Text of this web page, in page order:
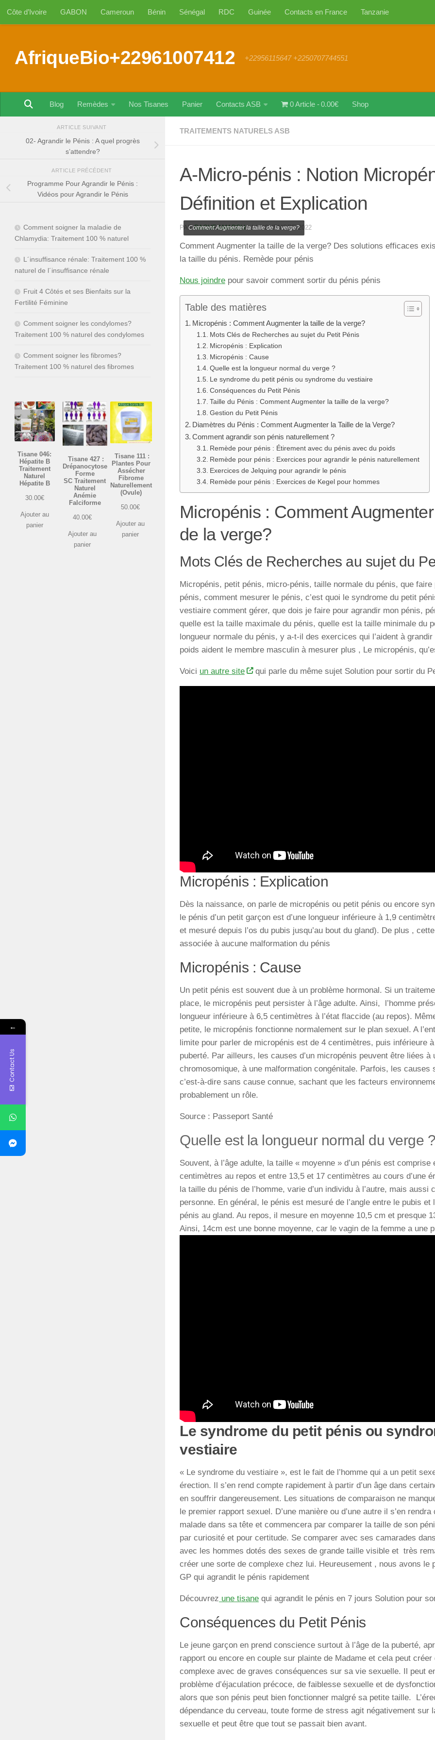
Au dessous du contenu
Côte d’Ivoire GABON Cameroun Bénin Sénégal RDC Guinée Contacts en France Tanzanie
AfriqueBio+22961007412 +22956115647 +2250707744551
Blog Remèdes Nos Tisanes Panier Contacts ASB 0 Article 0.00€ Shop
TRAITEMENTS NATURELS ASB
A-Micro-pénis : Notion
Définition et Explication
PARRAOUF AMADOU ·14 NOVEMBRE 2022
Comment Augmenter la taille de la verge?
Comment Augmenter la taille de la verge? Des solutions efficaces
la taille du pénis. Remède pour pénis
Nous joindre pour savoir comment sortir du pénis pénis
Table des matières
Micropénis : Comment Augmenter la taille de la verge?
Mots Clés de Recherches au sujet du Petit Pénis
Micropénis : Explication
Micropénis : Cause
Quelle est la longueur normal du verge ?
Le syndrome du petit pénis ou syndrome du vestiaire
Conséquences du Petit Pénis
Taille du Pénis : Comment Augmenter la taille de la verge?
Gestion du Petit Pénis
Diamètres du Pénis : Comment Augmenter la Taille de la Verge?
Comment agrandir son pénis naturellement ?
Remède pour pénis : Étirement avec du pénis avec du poids
Remède pour pénis : Exercices pour agrandir le pénis naturellement
Exercices de Jelquing pour agrandir le pénis
Remède pour pénis : Exercices de Kegel pour hommes
Micropénis : Comment
de la verge?
Mots Clés de Recherches au sujet du
Micropénis, petit pénis, micro-pénis, taille normale du pénis, que faire
pénis, comment mesurer le pénis, c’est quoi le syndrome du petit
vestiaire comment gérer, que dois je faire pour agrandir mon pénis,
quelle est la taille maximale du pénis, quelle est la taille minimale du
longueur normale du pénis, y a-t-il des exercices qui l’aident à
poids aident le membre masculin à mesurer plus , Le micropénis,
Voici un autre site qui parle du même sujet Solution pour sortir du
Micropénis : Explication
Dès la naissance, on parle de micropénis ou petit pénis ou encore
le pénis d’un petit garçon est d’une longueur inférieure à 1,9
et mesuré depuis l’os du pubis jusqu’au bout du gland). De plus ,
associée à aucune malformation du pénis
Micropénis : Cause
Un petit pénis est souvent due à un problème hormonal. Si un
place, le micropénis peut persister à l’âge adulte. Ainsi, l’homme
longueur inférieure à 6,5 centimètres à l’état flaccide (au repos).
petite, le micropénis fonctionne normalement sur le plan sexuel. A
limite pour parler de micropénis est de 4 centimètres, puis inférieure
puberté. Par ailleurs, les causes d’un micropénis peuvent être liées à
chromosomique, à une malformation congénitale. Parfois, les causes
c’est-à-dire sans cause connue, sachant que les facteurs
probablement un rôle.
Source : Passeport Santé
Quelle est la longueur normal du verge ?
Souvent, à l’âge adulte, la taille « moyenne » d’un pénis est comprise
centimètres au repos et entre 13,5 et 17 centimètres au cours d’une
la taille du pénis de l’homme, varie d’un individu à l’autre, mais aussi
personne. En général, le pénis est mesuré de l’angle entre le pubis
pénis au gland. Au repos, il mesure en moyenne 10,5 cm et presque
Ainsi, 14cm est une bonne moyenne, car le vagin de la femme a une
Le syndrome du petit pénis ou
vestiaire
« Le syndrome du vestiaire », est le fait de l’homme qui a un petit
érection. Il s’en rend compte rapidement à partir d’un âge dans
en souffrir dangereusement. Les situations de comparaison ne
le premier rapport sexuel. D’une manière ou d’une autre il s’en
malade dans sa tête et commencera par comparer la taille de son
par curiosité et pour certitude. Se comparer avec ses camarades
avec les hommes dotés des sexes de grande taille visible et très
créer une sorte de complexe chez lui. Heureusement , nous avons le
GP qui agrandit le pénis rapidement
Découvrez une tisane qui agrandit le pénis en 7 jours Solution pour
Conséquences du Petit Pénis
Le jeune garçon en prend conscience surtout à l’âge de la puberté,
rapport ou encore en couple sur plainte de Madame et cela peut
complexe avec de graves conséquences sur sa vie sexuelle. Il peut
problème d’éjaculation précoce, de faiblesse sexuelle et de
alors que son pénis peut bien fonctionner malgré sa petite taille.
dépendance du cerveau, toute forme de stress agit négativement sur
sexuelle et peut être que tout se passait bien avant.
ARTICLE SUIVANT
02- Agrandir le Pénis : A quel progrès
s’attendre?
ARTICLE PRÉCÉDENT
Programme Pour Agrandir le Pénis :
Vidéos pour Agrandir le Pénis
Comment soigner la maladie de
Chlamydia: Traitement 100 % naturel
L´insuffisance rénale: Traitement 100 %
naturel de l´insuffisance rénale
Fruit 4 Côtés et ses Bienfaits sur la
Fertilité Féminine
Comment soigner les condylomes?
Traitement 100 % naturel des condylomes
Comment soigner les fibromes?
Traitement 100 % naturel des fibromes
Tisane 046:
Hépatite B
Traitement
Naturel
Hépatite B
30.00€
Ajouter au
panier
Tisane 427 :
Drépanocytose
Forme
SC Traitement
Naturel
Anémie
Falciforme
40.00€
Ajouter au
panier
Tisane 111 :
Plantes Pour
Assécher
Fibrome
Naturellement
(Ovule)
50.00€
Ajouter au
panier
←
Contact Us